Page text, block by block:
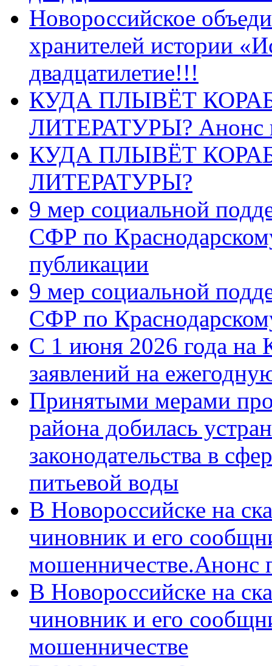
Новороссийское
хранителей истории
двадцатилетие!!!
КУДА ПЛЫВЁТ
ЛИТЕРАТУРЫ? Анонс
КУДА ПЛЫВЁТ
ЛИТЕРАТУРЫ?
9 мер социальной
СФР по
публикации
9 мер социальной
СФР по
С 1 июня 2026 года на
заявлений на
Принятыми мерами
района добилась
законодательства в
питьевой воды
В Новороссийске на
чиновник и его
мошенничестве.Анонс
В Новороссийске на
чиновник и его
мошенничестве